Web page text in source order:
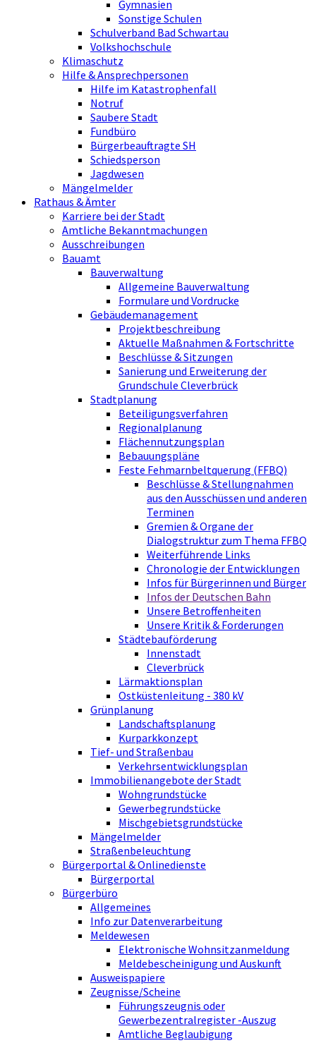
Gymnasien
Sonstige Schulen
Schulverband Bad Schwartau
Volkshochschule
Klimaschutz
Hilfe & Ansprechpersonen
Hilfe im Katastrophenfall
Notruf
Saubere Stadt
Fundbüro
Bürgerbeauftragte SH
Schiedsperson
Jagdwesen
Mängelmelder
Rathaus & Ämter
Karriere bei der Stadt
Amtliche Bekanntmachungen
Ausschreibungen
Bauamt
Bauverwaltung
Allgemeine Bauverwaltung
Formulare und Vordrucke
Gebäudemanagement
Projektbeschreibung
Aktuelle Maßnahmen & Fortschritte
Beschlüsse & Sitzungen
Sanierung und Erweiterung der
Grundschule Cleverbrück
Stadtplanung
Beteiligungsverfahren
Regionalplanung
Flächennutzungsplan
Bebauungspläne
Feste Fehmarnbeltquerung (FFBQ)
Beschlüsse & Stellungnahmen
aus den Ausschüssen und anderen
Terminen
Gremien & Organe der
Dialogstruktur zum Thema FFBQ
Weiterführende Links
Chronologie der Entwicklungen
Infos für Bürgerinnen und Bürger
Infos der Deutschen Bahn
Unsere Betroffenheiten
Unsere Kritik & Forderungen
Städtebauförderung
Innenstadt
Cleverbrück
Lärmaktionsplan
Ostküstenleitung - 380 kV
Grünplanung
Landschaftsplanung
Kurparkkonzept
Tief- und Straßenbau
Verkehrsentwicklungsplan
Immobilienangebote der Stadt
Wohngrundstücke
Gewerbegrundstücke
Mischgebietsgrundstücke
Mängelmelder
Straßenbeleuchtung
Bürgerportal & Onlinedienste
Bürgerportal
Bürgerbüro
Allgemeines
Info zur Datenverarbeitung
Meldewesen
Elektronische Wohnsitzanmeldung
Meldebescheinigung und Auskunft
Ausweispapiere
Zeugnisse/Scheine
Führungszeugnis oder
Gewerbezentralregister -Auszug
Amtliche Beglaubigung